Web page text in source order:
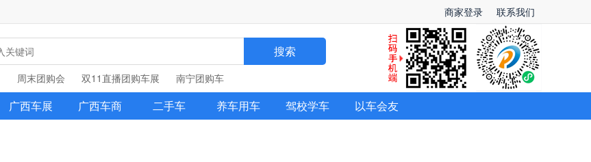
商家登录 联系我们
搜索
周末团购会 双11直播团购车展 南宁团购车
广西车展 广西车商 二手车 养车用车 驾校学车 以车会友